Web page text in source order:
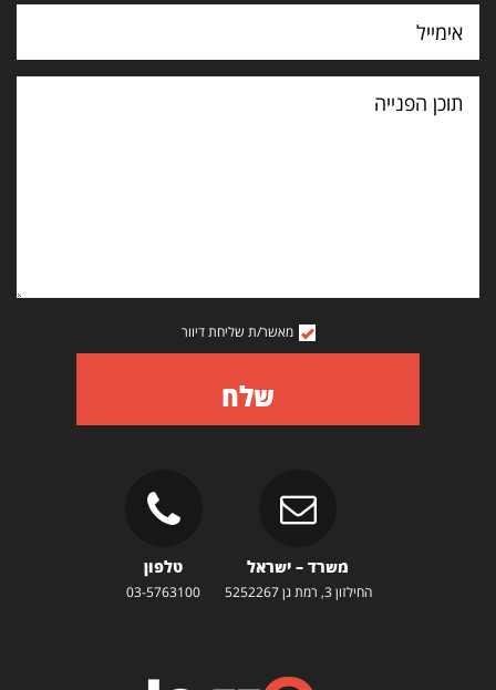
תוכן
הפנייה
מאשר/ת שליחת דיוור
שלח
משרד – ישראל
החילזון 3, רמת גן 5252267
טלפון
03-5763100